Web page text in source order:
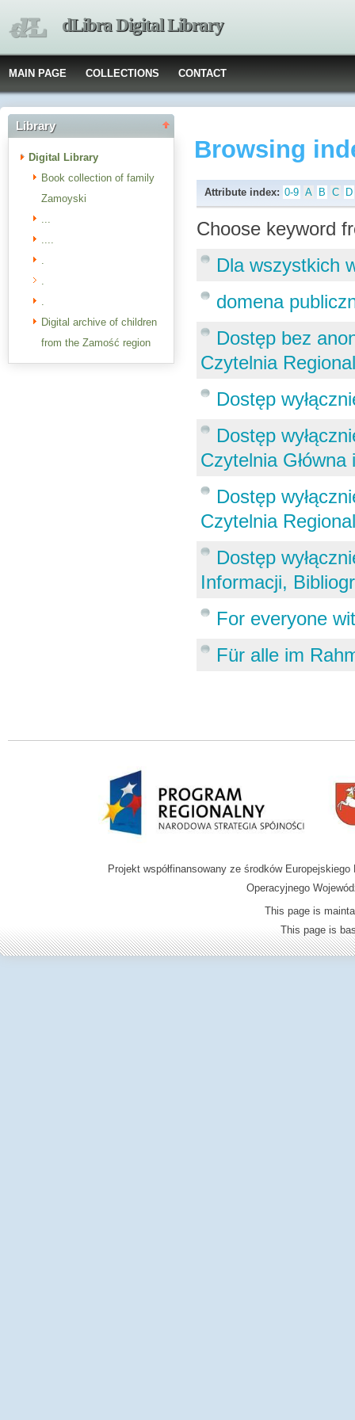
dLibra Digital Library
MAIN PAGE COLLECTIONS CONTACT
Library
Digital Library
Book collection of family
Zamoyski
...
....
.
.
.
Digital archive of children
from the Zamość region
Browsing
Attribute index: 0-9 A B C D
Choose keyword
Dla wszystkich
domena
Dostęp bez
Czytelnia
Dostęp
Dostęp
Czytelnia
Dostęp
Czytelnia
Dostęp
Informacji,
For everyone
Für alle im
Projekt współfinansowany ze środków
Operacyjnego
This page is
This page is